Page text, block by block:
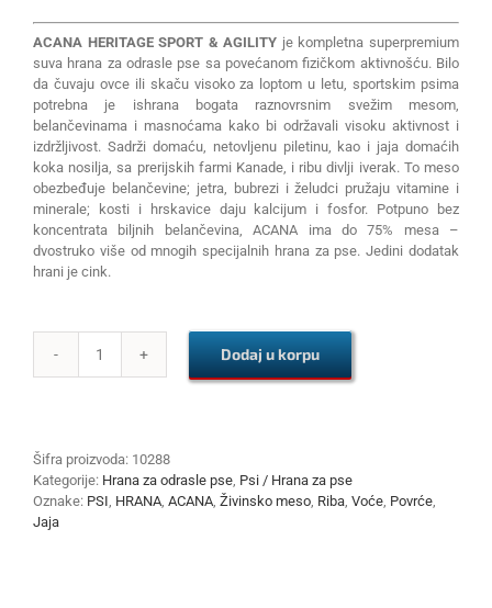
ACANA HERITAGE SPORT & AGILITY je kompletna superpremium
suva hrana za odrasle pse sa povećanom fizičkom aktivnošću. Bilo
da čuvaju ovce ili skaču visoko za loptom u letu, sportskim psima
potrebna je ishrana bogata raznovrsnim svežim mesom,
belančevinama i masnoćama kako bi održavali visoku aktivnost i
izdržljivost. Sadrži domaću, netovljenu piletinu, kao i jaja domaćih
koka nosilja, sa prerijskih farmi Kanade, i ribu divlji iverak. To meso
obezbeđuje belančevine; jetra, bubrezi i želudci pružaju vitamine i
minerale; kosti i hrskavice daju kalcijum i fosfor. Potpuno bez
koncentrata biljnih belančevina, ACANA ima do 75% mesa –
dvostruko više od mnogih specijalnih hrana za pse. Jedini dodatak
hrani je cink.
ACANA
11.4kg
količina
Dodaj u korpu
Šifra proizvoda: 10288
Kategorije: Hrana za odrasle pse Psi / Hrana za pse
Oznake: PSI HRANA ACANA Živinsko meso Riba Voće Povrće
Jaja